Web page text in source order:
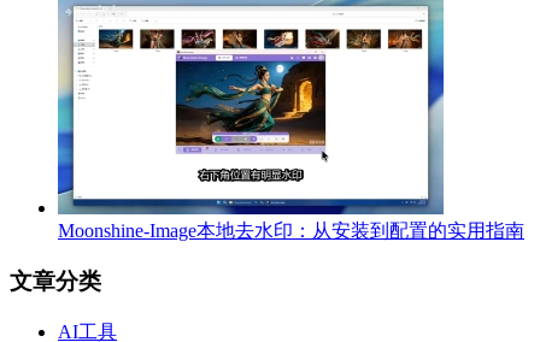
Moonshine-Image本地去水印：从安装到配置的实用指南
文章分类
AI工具